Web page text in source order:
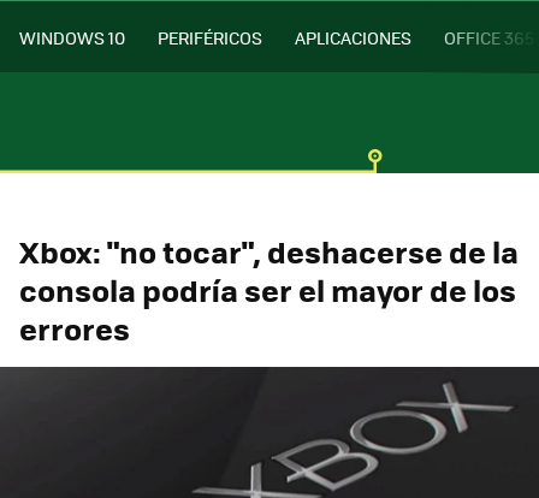
WINDOWS 10 PERIFÉRICOS APLICACIONES OFFICE 365
Xbox: "no tocar", deshacerse de la
consola podría ser el mayor de los
errores